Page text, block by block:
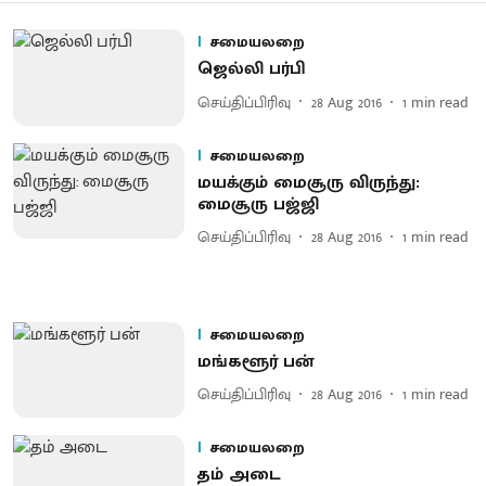
சமையலறை
ஜெல்லி பர்பி
செய்திப்பிரிவு 28 Aug 2016 1 min read
சமையலறை
மயக்கும் மைசூரு விருந்து:
மைசூரு பஜ்ஜி
செய்திப்பிரிவு 28 Aug 2016 1 min read
சமையலறை
மங்களூர் பன்
செய்திப்பிரிவு 28 Aug 2016 1 min read
சமையலறை
தம் அடை